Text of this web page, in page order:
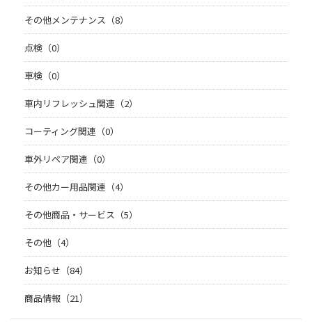
その他メンテナンス（8）
点検（0）
車検（0）
車内リフレッシュ関連（2）
コーティング関連（0）
車外リペア関連（0）
その他カー用品関連（4）
その他商品・サービス（5）
その他（4）
お知らせ（84）
商品情報（21）